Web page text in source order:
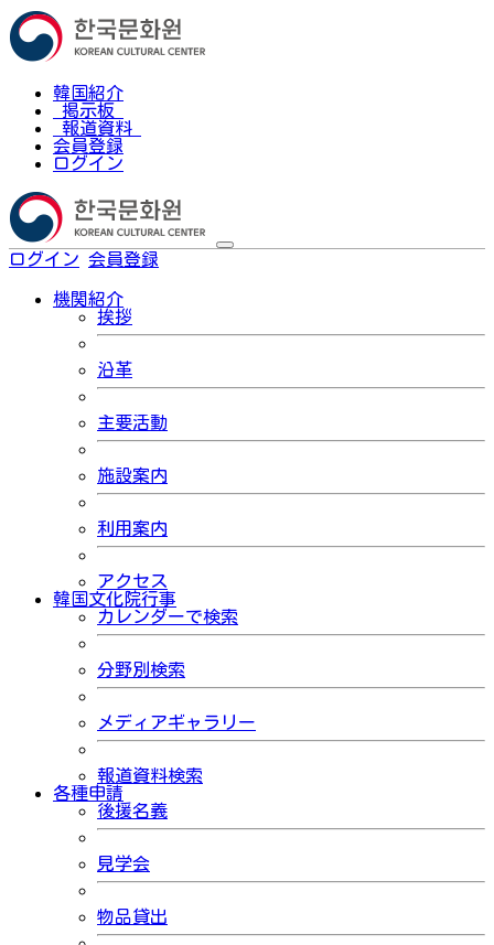
韓国紹介
掲示板
報道資料
会員登録
ログイン
ログイン 会員登録
機関紹介
挨拶
沿革
主要活動
施設案内
利用案内
アクセス
韓国文化院行事
カレンダーで検索
分野別検索
メディアギャラリー
報道資料検索
各種申請
後援名義
見学会
物品貸出